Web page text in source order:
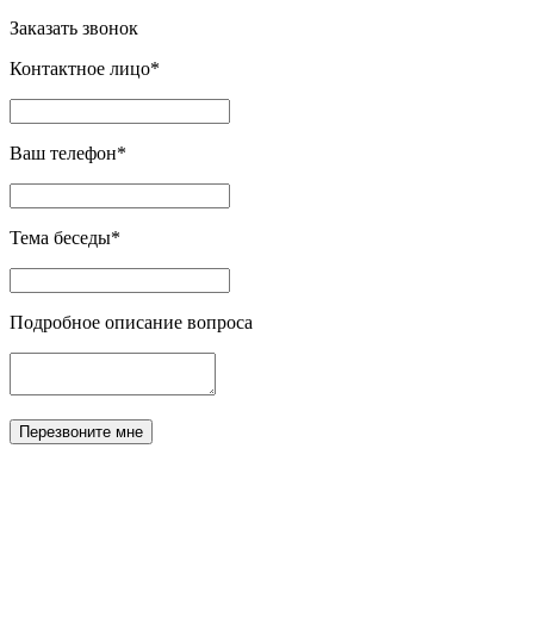
Заказать звонок
Контактное лицо*
Ваш телефон*
Тема беседы*
Подробное описание вопроса
Перезвоните мне